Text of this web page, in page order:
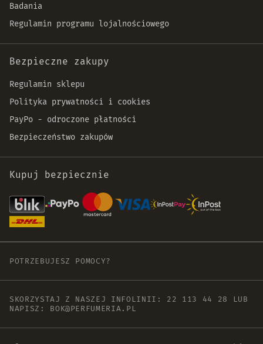
Badania
Regulamin programu lojalnościowego
Bezpieczne zakupy
Regulamin sklepu
Polityka prywatności i cookies
PayPo - odroczone płatności
Bezpieczeństwo zakupów
Kupuj bezpiecznie
POTRZEBUJESZ POMOCY?
SKORZYSTAJ Z NASZEJ INFOLINII: 22 113 44 28
LUB
NAPISZ: BOK@PERFUMERIA.PL